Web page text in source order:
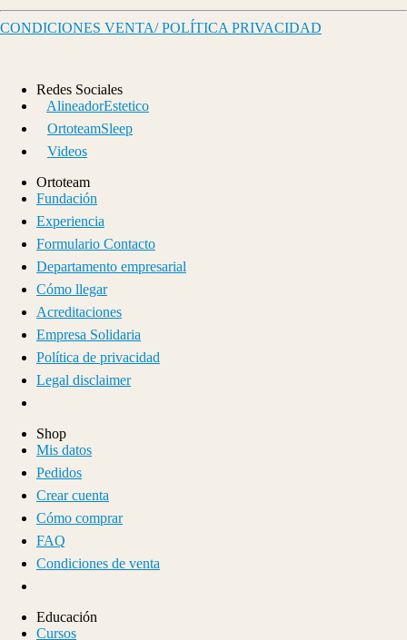
CONDICIONES VENTA/ POLÍTICA PRIVACIDAD
Redes Sociales
AlineadorEstetico
OrtoteamSleep
Videos
Ortoteam
Fundación
Experiencia
Formulario Contacto
Departamento empresarial
Cómo llegar
Acreditaciones
Empresa Solidaria
Política de privacidad
Legal disclaimer
Shop
Mis datos
Pedidos
Crear cuenta
Cómo comprar
FAQ
Condiciones de venta
Educación
Cursos